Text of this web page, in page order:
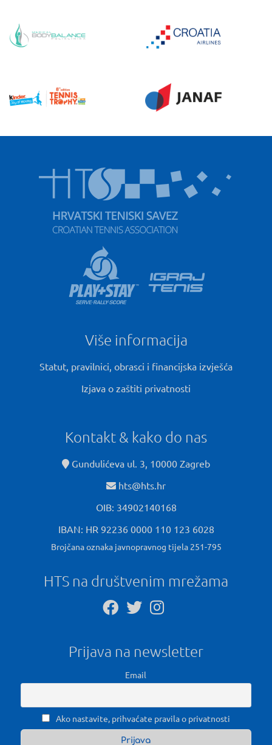
Više informacija
Statut, pravilnici, obrasci i financijska izvješća
Izjava o zaštiti privatnosti
Kontakt & kako do nas
Gundulićeva ul. 3, 10000 Zagreb
hts@hts.hr
OIB: 34902140168
IBAN: HR 92236 0000 110 123 6028
Brojčana oznaka javnopravnog tijela 251-795
HTS na društvenim mrežama
Prijava na newsletter
Email
Ako nastavite, prihvaćate pravila o privatnosti